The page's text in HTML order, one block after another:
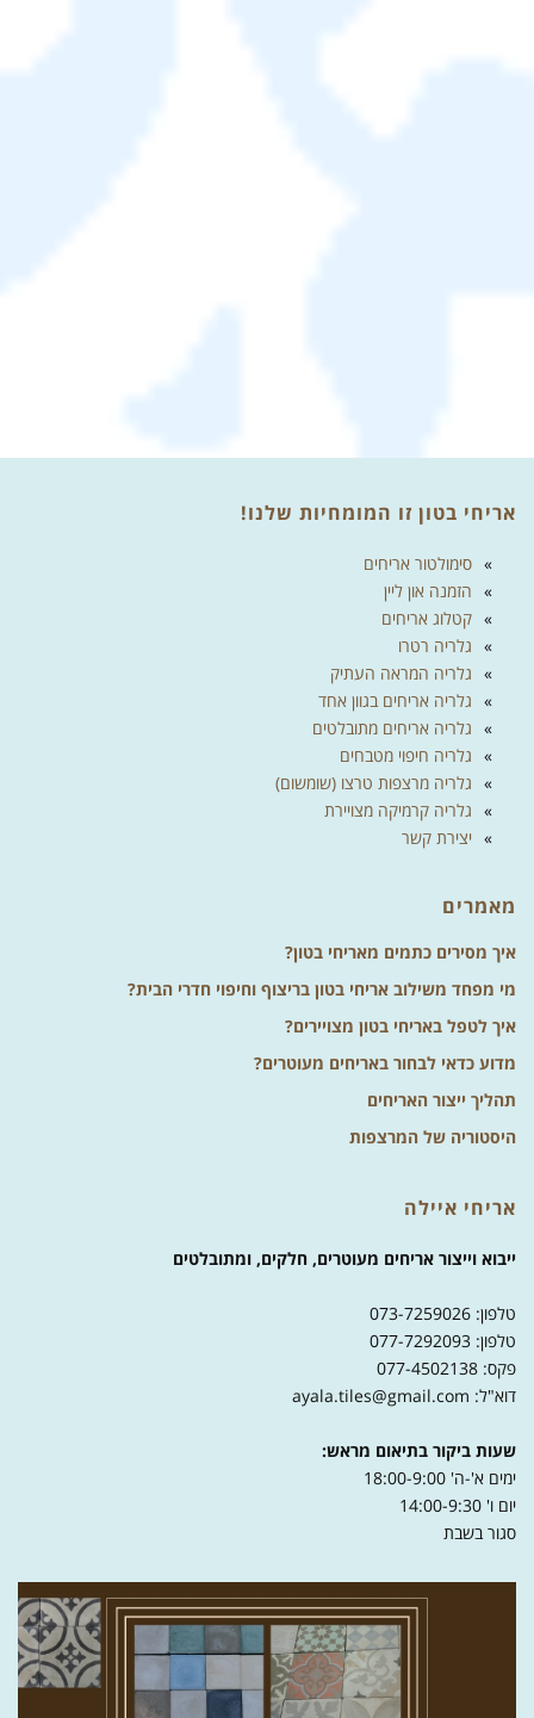
אריחי בטון זו המומחיות שלנו!
סימולטור אריחים
הזמנה און ליין
קטלוג אריחים
גלריה רטרו
גלריה המראה העתיק
גלריה אריחים בגוון אחד
גלריה אריחים מתובלטים
גלריה חיפוי מטבחים
גלריה מרצפות טרצו (שומשום)
גלריה קרמיקה מצויירת
יצירת קשר
מאמרים
איך מסירים כתמים מאריחי בטון?
מי מפחד משילוב אריחי בטון בריצוף וחיפוי חדרי הבית?
איך לטפל באריחי בטון מצויירים?
מדוע כדאי לבחור באריחים מעוטרים?
תהליך ייצור האריחים
היסטוריה של המרצפות
אריחי איילה
ייבוא וייצור אריחים מעוטרים, חלקים, ומתובלטים
טלפון: 073-7259026
טלפון: 077-7292093
פקס: 077-4502138
דוא"ל: ayala.tiles@gmail.com
שעות ביקור בתיאום מראש:
ימים א'-ה' 18:00-9:00
יום ו' 14:00-9:30
סגור בשבת